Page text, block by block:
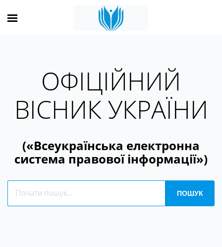
ОФІЦІЙНИЙ
ВІСНИК УКРАЇНИ
(«Всеукраїнська електронна
система правової інформації»)